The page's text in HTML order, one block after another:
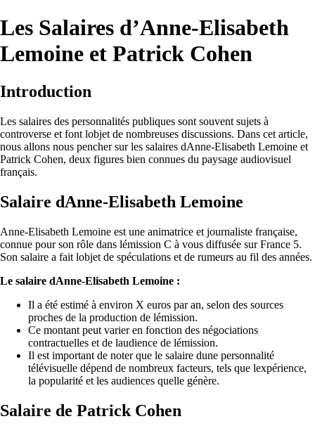
Les Salaires d’Anne-Elisabeth
Lemoine et Patrick Cohen
Introduction
Les salaires des personnalités publiques sont souvent sujets à
controverse et font lobjet de nombreuses discussions. Dans cet article,
nous allons nous pencher sur les salaires dAnne-Elisabeth Lemoine et
Patrick Cohen, deux figures bien connues du paysage audiovisuel
français.
Salaire dAnne-Elisabeth Lemoine
Anne-Elisabeth Lemoine est une animatrice et journaliste française,
connue pour son rôle dans lémission C à vous diffusée sur France 5.
Son salaire a fait lobjet de spéculations et de rumeurs au fil des années.
Le salaire dAnne-Elisabeth Lemoine :
Il a été estimé à environ X euros par an, selon des sources
proches de la production de lémission.
Ce montant peut varier en fonction des négociations
contractuelles et de laudience de lémission.
Il est important de noter que le salaire dune personnalité
télévisuelle dépend de nombreux facteurs, tels que lexpérience,
la popularité et les audiences quelle génère.
Salaire de Patrick Cohen